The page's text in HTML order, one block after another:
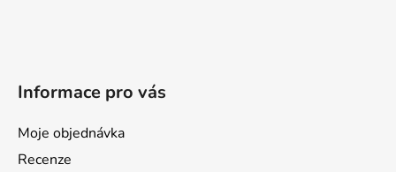
Informace pro vás
Moje objednávka
Recenze